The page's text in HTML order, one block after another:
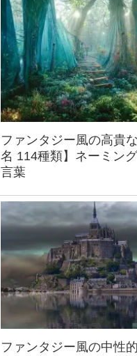
ファンタジー風の高貴
名 114種類】ネーミン
言葉
ファンタジー風の中性